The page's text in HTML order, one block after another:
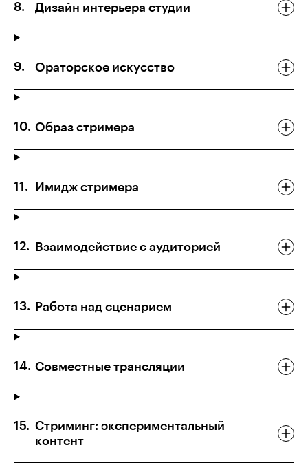
Дизайн интерьера студии
Ораторское искусство
Образ стримера
Имидж стримера
Взаимодействие с аудиторией
Работа над сценарием
Совместные трансляции
Стриминг: экспериментальный
контент